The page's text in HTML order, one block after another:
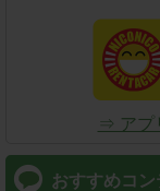
⇒ アプ
おすすめコン